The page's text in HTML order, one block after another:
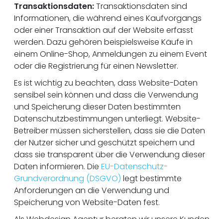
Transaktionsdaten:Transaktionsdaten sind
Informationen, die während eines Kaufvorgangs
oder einer Transaktion auf der Website erfasst
werden. Dazu gehören beispielsweise Käufe in
einem Online-Shop, Anmeldungen zu einem Event
oder die Registrierung für einen Newsletter.
Es ist wichtig zu beachten, dass Website-Daten
sensibel sein können und dass die Verwendung
und Speicherung dieser Daten bestimmten
Datenschutzbestimmungen unterliegt. Website-
Betreiber müssen sicherstellen, dass sie die Daten
der Nutzer sicher und geschützt speichern und
dass sie transparent über die Verwendung dieser
Daten informieren. Die EU-Datenschutz-
Grundverordnung (DSGVO) legt bestimmte
Anforderungen an die Verwendung und
Speicherung von Website-Daten fest.